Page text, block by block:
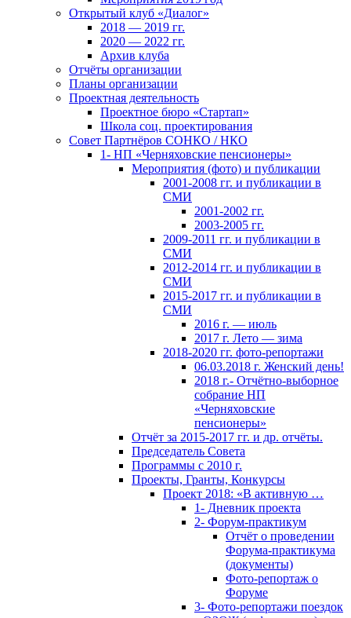
Открытый клуб «Диалог»
2018 — 2019 гг.
2020 — 2022 гг.
Архив клуба
Отчёты организации
Планы организации
Проектная деятельность
Проектное бюро «Стартап»
Школа соц. проектирования
Совет Партнёров СОНКО / НКО
1- НП «Черняховские пенсионеры»
Мероприятия (фото) и публикации
2001-2008 гг. и публикации в
СМИ
2001-2002 гг.
2003-2005 гг.
2009-2011 гг. и публикации в
СМИ
2012-2014 гг. и публикации в
СМИ
2015-2017 гг. и публикации в
СМИ
2016 г. — июль
2017 г. Лето — зима
2018-2020 гг. фото-репортажи
06.03.2018 г. Женский день!
2018 г.- Отчётно-выборное
собрание НП
«Черняховские
пенсионеры»
Отчёт за 2015-2017 гг. и др. отчёты.
Председатель Совета
Программы с 2010 г.
Проекты, Гранты, Конкурсы
Проект 2018: «В активную …
1- Дневник проекта
2- Форум-практикум
Отчёт о проведении
Форума-практикума
(документы)
Фото-репортаж о
Форуме
3- Фото-репортажи поездок